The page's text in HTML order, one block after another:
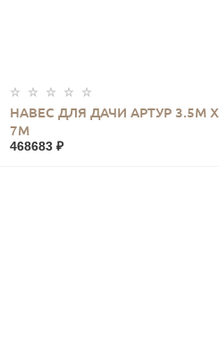
НАВЕС ДЛЯ ДАЧИ АРТУР 3.5М Х
7М
468683 ₽
КУПИТЬ